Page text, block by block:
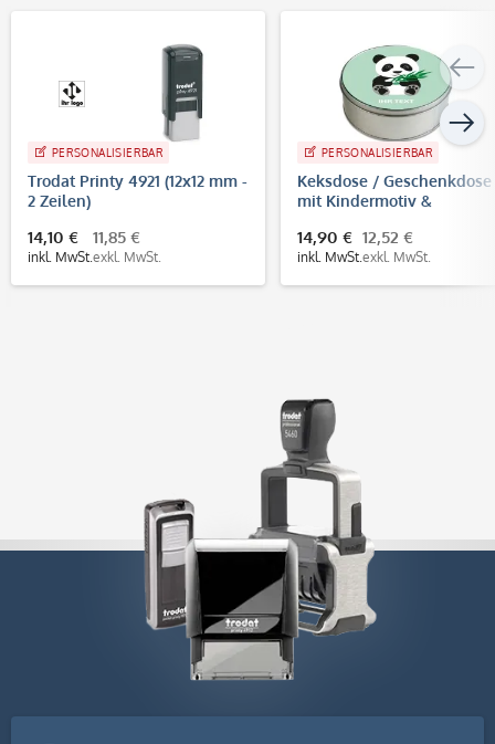
PERSONALISIERBAR
Trodat Printy 4921 (12x12 mm -
2 Zeilen)
14,10 €
inkl. MwSt.
11,85 €
exkl. MwSt.
PERSONALISIERBAR
Keksdose / Geschenkdose
mit Kindermotiv &
14,90 €
inkl. MwSt.
12,52 €
exkl. MwSt.